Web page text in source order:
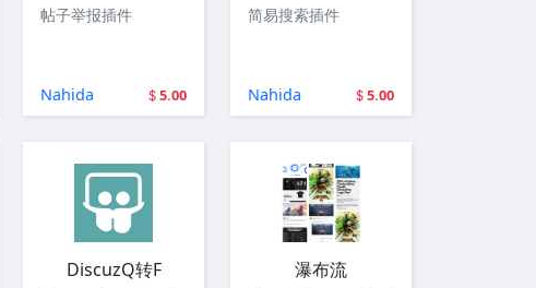
帖子举报插件
Nahida 5.00
简易搜索插件
Nahida 5.00
DiscuzQ转F 瀑布流